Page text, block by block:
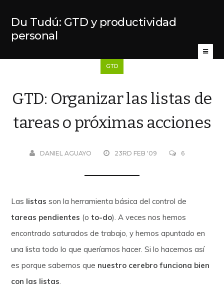
Du Tudú: GTD y productividad
personal
GTD
GTD: Organizar las listas de
tareas o próximas acciones
DANIEL AGUAYO 23RD FEB '09 6
Las listasson la herramienta básica del control de
tareas pendientes (oto-do). A veces nos hemos
encontrado saturados de trabajo, y hemos apuntado en
una lista todo lo que queríamos hacer. Si lo hacemos así
es porque sabemos que nuestro cerebro funciona bien
con las listas.